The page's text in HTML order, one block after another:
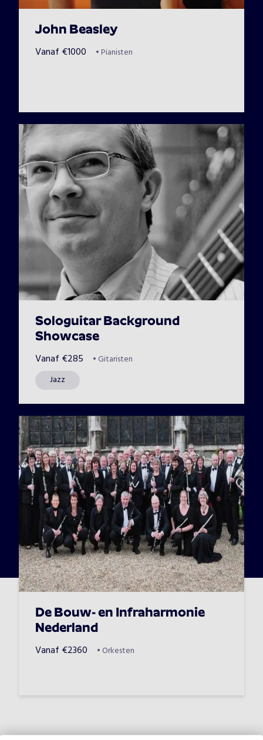
John Beasley
Vanaf €1000 • Pianisten
Sologuitar Background
Showcase
Vanaf €285 • Gitaristen
Jazz
De Bouw- en Infraharmonie
Nederland
Vanaf €2360 • Orkesten